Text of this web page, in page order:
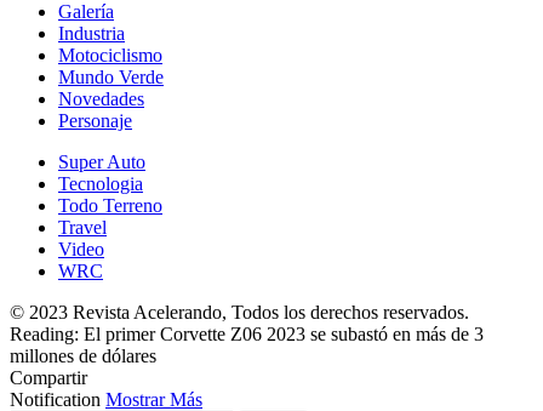
Galería
Industria
Motociclismo
Mundo Verde
Novedades
Personaje
Super Auto
Tecnologia
Todo Terreno
Travel
Video
WRC
© 2023 Revista Acelerando, Todos los derechos reservados.
Reading: El primer Corvette Z06 2023 se subastó en más de 3
millones de dólares
Compartir
Notification Mostrar Más